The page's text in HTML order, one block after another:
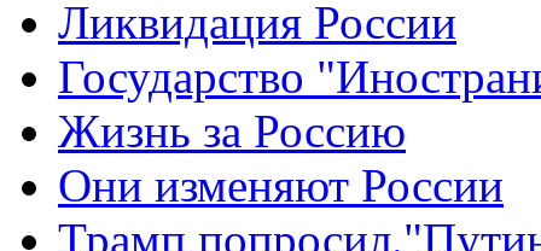
Ликвидация России
Государство
Жизнь за Россию
Они изменяют России
Трамп